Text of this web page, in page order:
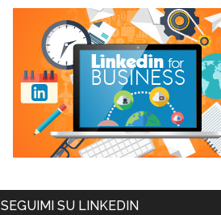
SEGUIMI SU LINKEDIN